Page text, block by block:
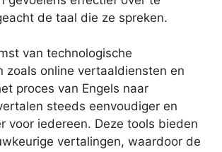
de taal die ze spreken.
van technologische
zoals online vertaaldiensten en
proces van Engels naar
steeds eenvoudiger en
voor iedereen. Deze tools bieden
vertalingen, waardoor de